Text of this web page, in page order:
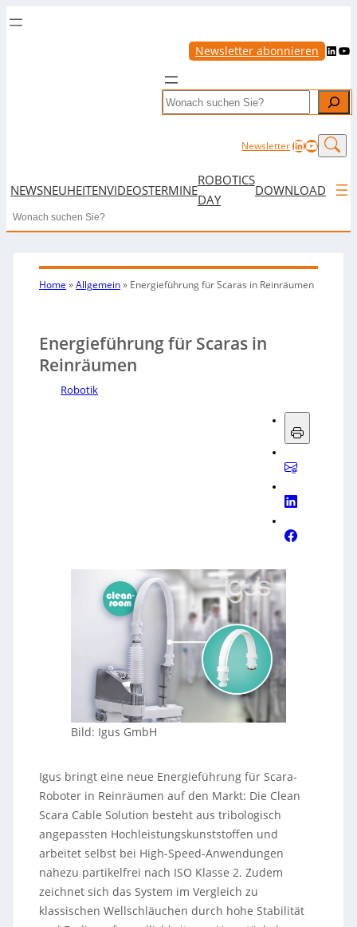
Newsletter abonnieren LinkedIn YouTube
Search
NewsletterLinkedIn
NEWSNEUHEITENVIDEOSTERMINE
ROBOTICS
DAY
DOWNLOAD
Search
Home »Allgemein» Energieführung für Scaras in Reinräumen
Energieführung für Scaras in
Reinräumen
Robotik
Bild: Igus GmbH
Igus bringt eine neue Energieführung für Scara-
Roboter in Reinräumen auf den Markt: Die Clean
Scara Cable Solution besteht aus tribologisch
angepassten Hochleistungskunststoffen und
arbeitet selbst bei High-Speed-Anwendungen
nahezu partikelfrei nach ISO Klasse 2. Zudem
zeichnet sich das System im Vergleich zu
klassischen Wellschläuchen durch hohe Stabilität